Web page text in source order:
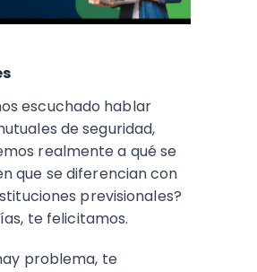
escuchado hablar
de seguridad,
realmente a qué se
que se diferencian con
previsionales?
te felicitamos.
problema, te